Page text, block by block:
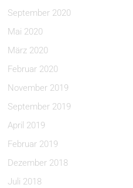
September 2020
Mai 2020
März 2020
Februar 2020
November 2019
September 2019
April 2019
Februar 2019
Dezember 2018
Juli 2018